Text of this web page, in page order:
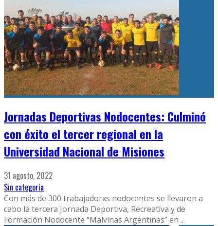
Jornadas Deportivas Nodocentes: Culminó
con éxito el tercer regional en la
Universidad Nacional de Misiones
31 agosto, 2022
Sin categoría
Con más de 300 trabajadorxs nodocentes se llevaron a
cabo la tercera Jornada Deportiva, Recreativa y de
Formación Nodocente “Malvinas Argentinas” en ...